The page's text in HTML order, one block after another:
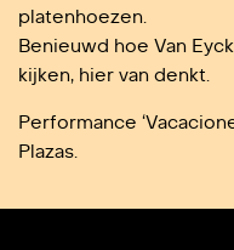
platenhoezen.
Benieuwd hoe Van
kijken, hier van denkt.
Performance
Plazas.